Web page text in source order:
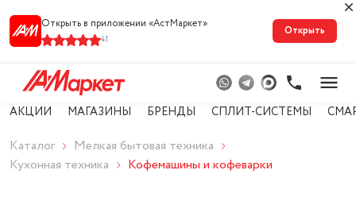
Открыть в приложении «АстМарке‪т‬»
41
Открыть
АКЦИИ МАГАЗИНЫ БРЕНДЫ СПЛИТ-СИСТЕМЫ
Каталог
Мелкая бытовая техника
Кухонная техника
Кофемашины и кофеварки